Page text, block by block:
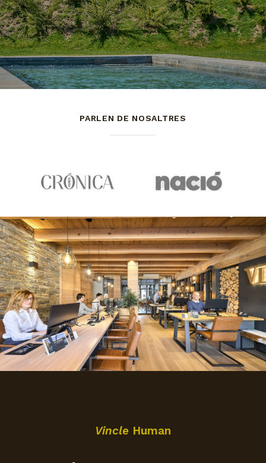
PARLEN DE NOSALTRES
Vincle Human